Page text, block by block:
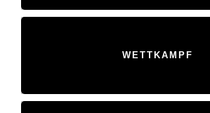
WETTKAMPF